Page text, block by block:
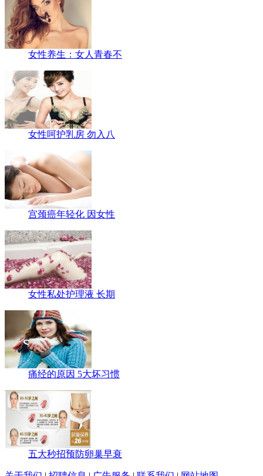
女性养生：女人青春不
女性呵护乳房 勿入八
宫颈癌年轻化 因女性
女性私处护理液 长期
痛经的原因 5大坏习惯
五大秒招预防卵巢早衰